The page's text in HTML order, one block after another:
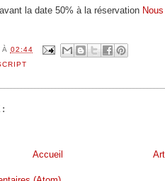
la date 50% à la réservation
À 02:44
Accueil